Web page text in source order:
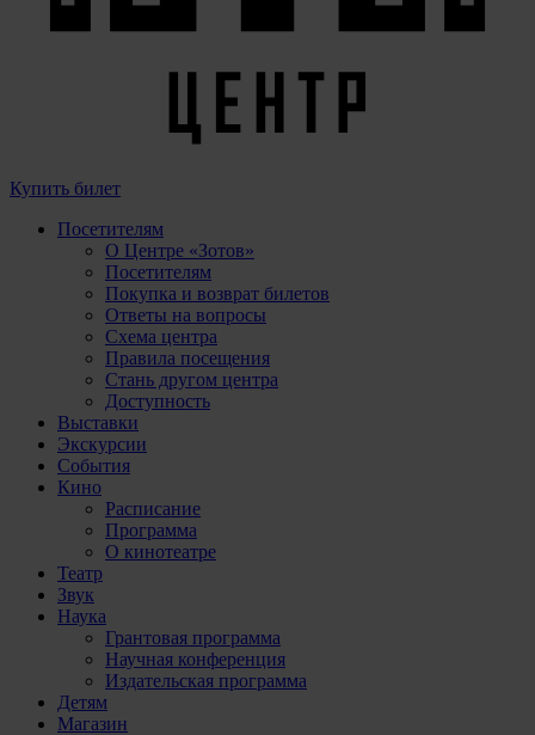
Купить билет
Посетителям
О Центре «Зотов»
Посетителям
Покупка и возврат билетов
Ответы на вопросы
Схема центра
Правила посещения
Стань другом центра
Доступность
Выставки
Экскурсии
События
Кино
Расписание
Программа
О кинотеатре
Театр
Звук
Наука
Грантовая программа
Научная конференция
Издательская программа
Детям
Магазин